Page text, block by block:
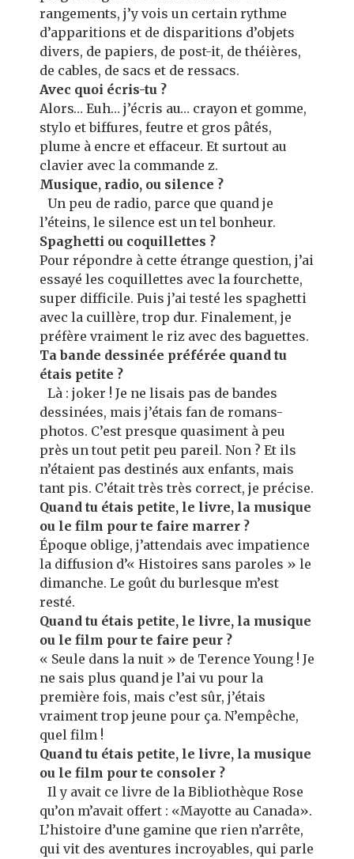
rangements, j’y vois un certain rythme
d’apparitions et de disparitions d’objets
divers, de papiers, de post-it, de théières,
de cables, de sacs et de ressacs.
Avec quoi écris-tu ?
Alors… Euh… j’écris au… crayon et gomme,
stylo et biffures, feutre et gros pâtés,
plume à encre et effaceur. Et surtout au
clavier avec la commande z.
Musique, radio, ou silence ?
Un peu de radio, parce que quand je
l’éteins, le silence est un tel bonheur.
Spaghetti ou coquillettes ?
Pour répondre à cette étrange question, j’ai
essayé les coquillettes avec la fourchette,
super difficile. Puis j’ai testé les spaghetti
avec la cuillère, trop dur. Finalement, je
préfère vraiment le riz avec des baguettes.
Ta bande dessinée préférée quand tu
étais petite ?
Là : joker ! Je ne lisais pas de bandes
dessinées, mais j’étais fan de romans-
photos. C’est presque quasiment à peu
près un tout petit peu pareil. Non ? Et ils
n’étaient pas destinés aux enfants, mais
tant pis. C’était très très correct, je précise.
Quand tu étais petite, le livre, la musique
ou le film pour te faire marrer ?
Époque oblige, j’attendais avec impatience
la diffusion d’« Histoires sans paroles » le
dimanche. Le goût du burlesque m’est
resté.
Quand tu étais petite, le livre, la musique
ou le film pour te faire peur ?
« Seule dans la nuit » de Terence Young ! Je
ne sais plus quand je l’ai vu pour la
première fois, mais c’est sûr, j’étais
vraiment trop jeune pour ça. N’empêche,
quel film !
Quand tu étais petite, le livre, la musique
ou le film pour te consoler ?
Il y avait ce livre de la Bibliothèque Rose
qu’on m’avait offert : «Mayotte au Canada».
L’histoire d’une gamine que rien n’arrête,
qui vit des aventures incroyables, qui parle